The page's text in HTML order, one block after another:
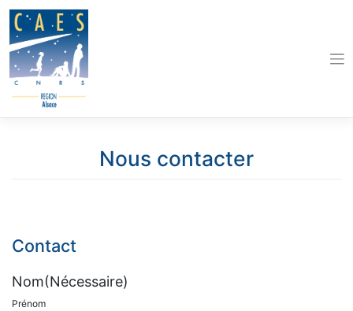
content
Nous contacter
Contact
Nom(Nécessaire)
Prénom